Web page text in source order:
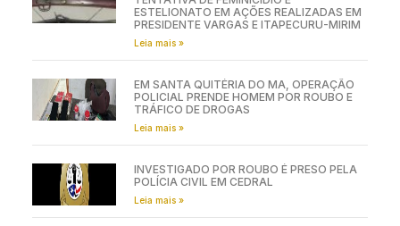
ESTELIONATO EM AÇÕES REALIZADAS EM
PRESIDENTE VARGAS E ITAPECURU-MIRIM
Leia mais »
EM SANTA QUITÉRIA DO MA, OPERAÇÃO
POLICIAL PRENDE HOMEM POR ROUBO E
TRÁFICO DE DROGAS
Leia mais »
INVESTIGADO POR ROUBO É PRESO PELA
POLÍCIA CIVIL EM CEDRAL
Leia mais »